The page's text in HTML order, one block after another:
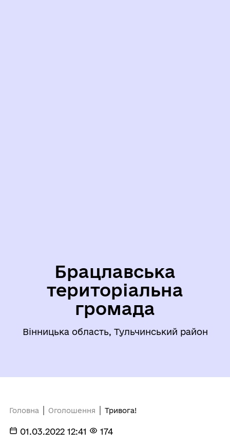
Брацлавська
територіальна
громада
Вінницька область, Тульчинський район
Головна Оголошення Тривога!
01.03.2022 12:41 174